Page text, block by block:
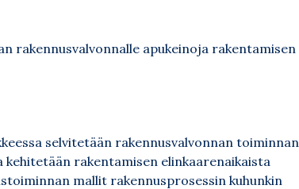
rakennusvalvonnalle apukeinoja rakentamisen
selvitetään rakennusvalvonnan toiminnan
rakentamisen elinkaarenaikaista
mallit rakennusprosessin kuhunkin